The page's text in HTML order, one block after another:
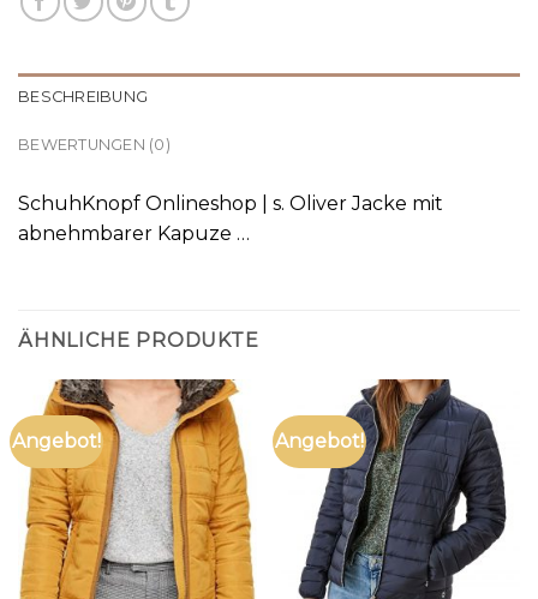
BESCHREIBUNG
BEWERTUNGEN (0)
SchuhKnopf Onlineshop | s. Oliver Jacke mit
abnehmbarer Kapuze …
ÄHNLICHE PRODUKTE
Angebot! Angebot!